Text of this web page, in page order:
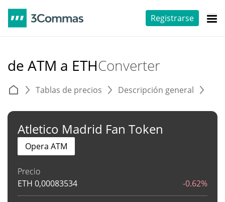
Registrarse
de ATM a ETHConverter
Tablas de precios Descripción general
Atletico Madrid Fan Token
Precio
ETH 0,00083534 -0.62%
Opera ATM